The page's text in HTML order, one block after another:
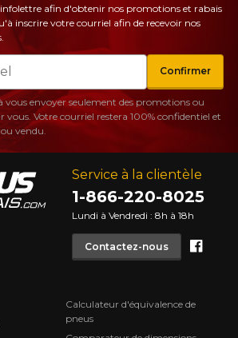
Service à la clientèle
1-866-220-8025
Lundi à Vendredi : 8h à 18h
Contactez-nous
Calculateur d'équivalence de
pneus
afin d'obtenir nos promotions et rabais
inscrire votre courriel afin de recevoir nos
Confirmer
vous envoyer seulement des promotions ou
Votre courriel restera 100% confidentiel et
vendu.